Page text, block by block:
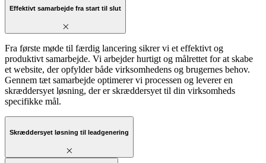
Effektivt samarbejde fra start til slut
Fra første møde til færdig lancering sikrer vi et effektivt og
produktivt samarbejde. Vi arbejder hurtigt og målrettet for at skabe
et website, der opfylder både virksomhedens og brugernes behov.
Gennem tæt samarbejde optimerer vi processen og leverer en
skræddersyet løsning, der er skræddersyet til din virksomheds
specifikke mål.
Skræddersyet løsning til leadgenering